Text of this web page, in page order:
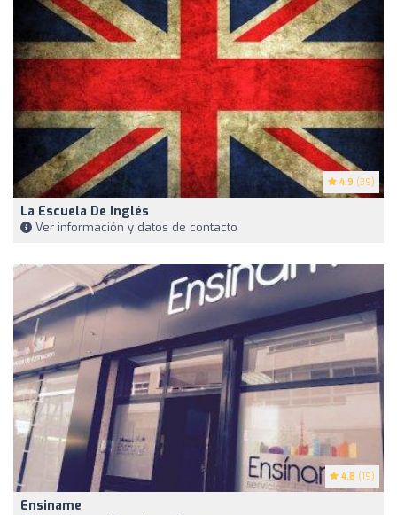
4.9 (39)
La Escuela De Inglés
Ver información y datos de contacto
4.8 (19)
Ensiname